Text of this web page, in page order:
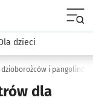
Sport i rekreacja
dzieci
i
dla